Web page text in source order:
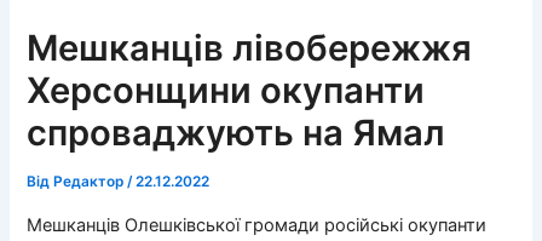
Мешканців лівобережжя
Херсонщини окупанти
спроваджують на Ямал
Від Редактор/22.12.2022
Мешканців Олешківської громади російські окупанти